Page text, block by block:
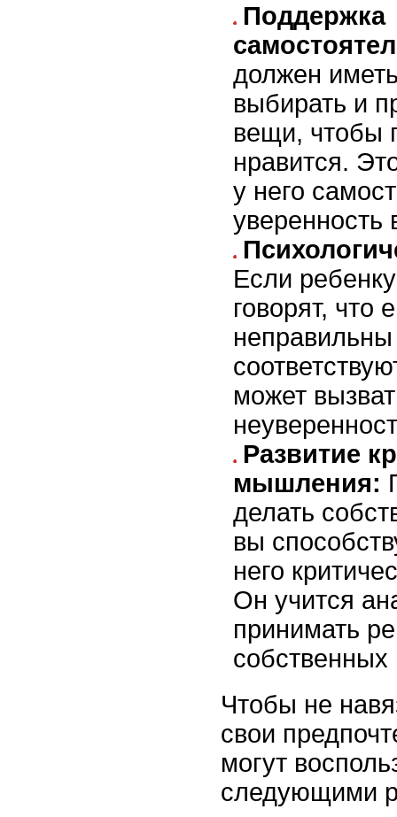
Поддержка
должен
выбирать и
вещи, чтобы
нравится.
у него
уверенность
Если
говорят, что
может
Развитие
мышления:
делать
вы
него
Он учится
принимать
собственных
Чтобы не
свои
могут
следующими